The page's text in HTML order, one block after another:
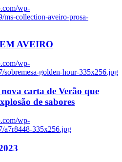
wp-
ms-collection-aveiro-prosa-
AVEIRO
wp-
sobremesa-golden-hour-335x256.jpg
carta de Verão que
de sabores
wp-
a7r8448-335x256.jpg